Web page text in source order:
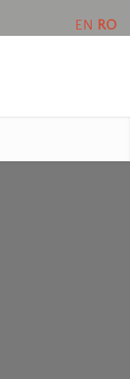
EN RO